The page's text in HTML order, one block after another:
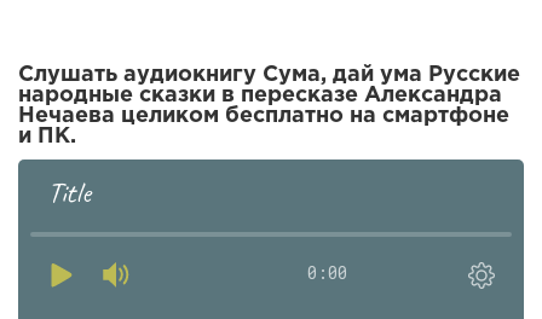
Слушать аудиокнигу Сума, дай ума Русские
народные сказки в пересказе Александра
Нечаева целиком бесплатно на смартфоне
и ПК.
Title
0:00